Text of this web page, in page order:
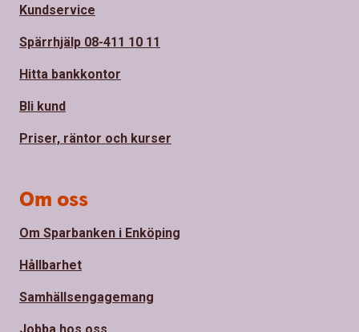
Kundservice
Spärrhjälp 08-411 10 11
Hitta bankkontor
Bli kund
Priser, räntor och kurser
Om oss
Om Sparbanken i Enköping
Hållbarhet
Samhällsengagemang